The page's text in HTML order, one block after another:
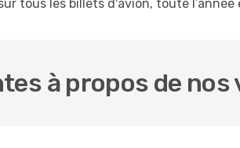
tous les billets d'avion, toute
à propos de nos